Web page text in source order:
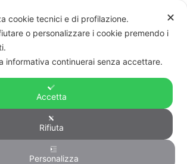
✕
cookie tecnici e di profilazione.
o personalizzare i cookie premendo i
informativa continuerai senza accettare.
Accetta
Rifiuta
Personalizza